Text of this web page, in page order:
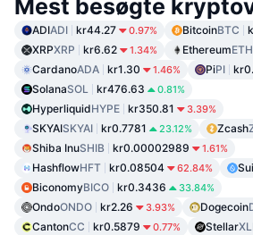
Mest besøgte
ADIADI kr44.27 0.97% BitcoinBTC
XRPXRP kr6.62 1.34% EthereumETH
CardanoADA kr1.30 1.46% PiPI
SolanaSOL kr476.63 0.81%
HyperliquidHYPE kr350.81 3.39%
SKYAISKYAI kr0.7781 23.12% Zcash
Shiba InuSHIB kr0.00002989 1.61%
HashflowHFT kr0.08504 62.84% Sui
BiconomyBICO kr0.3436 33.84%
OndoONDO kr2.26 3.93% Dogecoin
CantonCC kr0.5879 0.77% Stellar